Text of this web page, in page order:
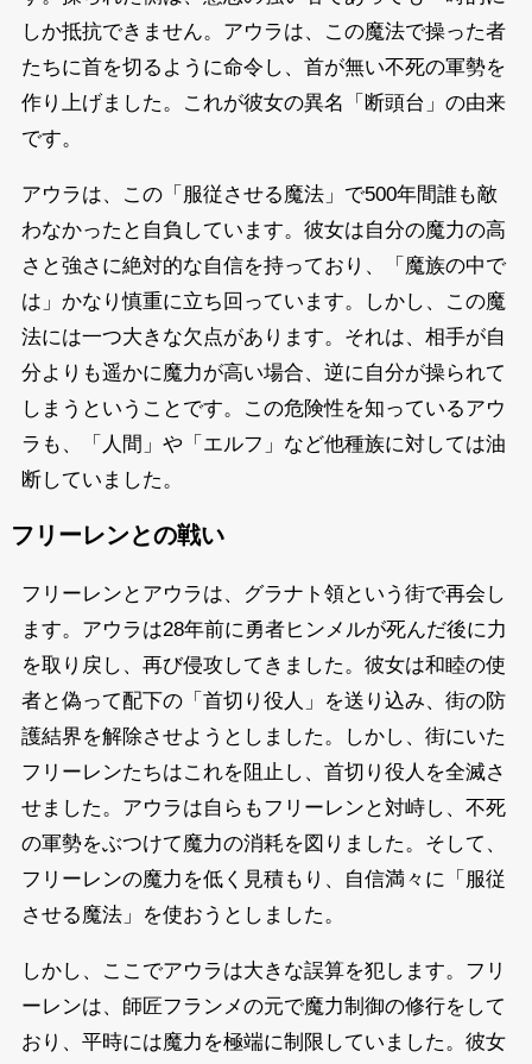
しか抵抗できません。アウラは、この魔法で操った者
たちに首を切るように命令し、首が無い不死の軍勢を
作り上げました。これが彼女の異名「断頭台」の由来
です。
アウラは、この「服従させる魔法」で500年間誰も敵
わなかったと自負しています。彼女は自分の魔力の高
さと強さに絶対的な自信を持っており、「魔族の中で
は」かなり慎重に立ち回っています。しかし、この魔
法には一つ大きな欠点があります。それは、相手が自
分よりも遥かに魔力が高い場合、逆に自分が操られて
しまうということです。この危険性を知っているアウ
ラも、「人間」や「エルフ」など他種族に対しては油
断していました。
フリーレンとの戦い
フリーレンとアウラは、グラナト領という街で再会し
ます。アウラは28年前に勇者ヒンメルが死んだ後に力
を取り戻し、再び侵攻してきました。彼女は和睦の使
者と偽って配下の「首切り役人」を送り込み、街の防
護結界を解除させようとしました。しかし、街にいた
フリーレンたちはこれを阻止し、首切り役人を全滅さ
せました。アウラは自らもフリーレンと対峙し、不死
の軍勢をぶつけて魔力の消耗を図りました。そして、
フリーレンの魔力を低く見積もり、自信満々に「服従
させる魔法」を使おうとしました。
しかし、ここでアウラは大きな誤算を犯します。フリ
ーレンは、師匠フランメの元で魔力制御の修行をして
おり、平時には魔力を極端に制限していました。彼女